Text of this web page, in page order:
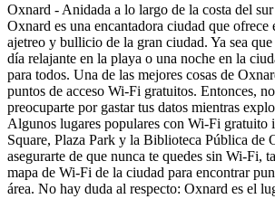
Oxnard - Anidada a lo largo de la costa del
Oxnard es una encantadora ciudad que ofrece
ajetreo y bullicio de la gran ciudad. Ya sea que
día relajante en la playa o una noche en la
para todos. Una de las mejores cosas de
puntos de acceso Wi-Fi gratuitos. Entonces,
preocuparte por gastar tus datos mientras
Algunos lugares populares con Wi-Fi gratuito
Square, Plaza Park y la Biblioteca Pública de
asegurarte de que nunca te quedes sin Wi-Fi,
mapa de Wi-Fi de la ciudad para encontrar
área. No hay duda al respecto: Oxnard es el